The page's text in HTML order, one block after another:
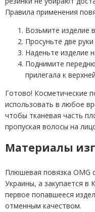
Правила применения
Возьмите изделие
Просуньте две
Наденьте изделие
Поднимите
прилегала к
Готово! Косметические
использовать в любое
чтобы тканевая часть
пропуская волосы на
Материалы
Плюшевая повязка OMG
Украины, а закупается в
первое попавшееся
отменным качеством.